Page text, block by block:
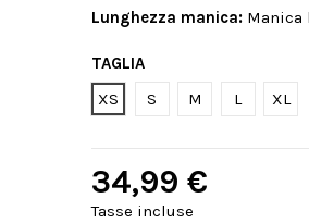
Lunghezza manica: Manica
TAGLIA
XS
S M L XL
34,99 €
Tasse incluse